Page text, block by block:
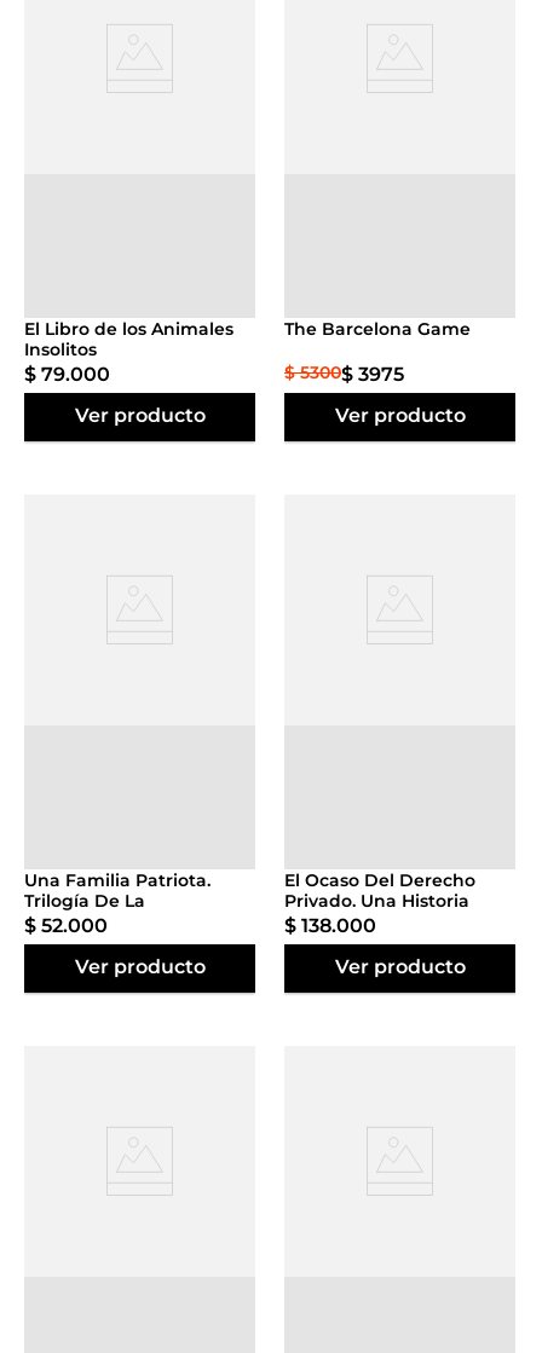
El Libro de los Animales
Insolitos
$ 79.000
Ver producto
The Barcelona Game
$ 5300$ 3975
Ver producto
Una Familia Patriota.
Trilogía De La
Independencia
$ 52.000
Ver producto
El Ocaso Del Derecho
Privado. Una Historia
Filosófica Del Legalismo
Liberal
$ 138.000
Ver producto